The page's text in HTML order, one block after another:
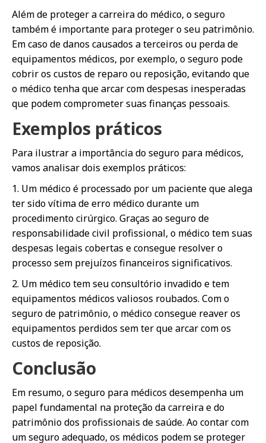
Além de proteger a carreira do médico, o seguro
também é importante para proteger o seu patrimônio.
Em caso de danos causados a terceiros ou perda de
equipamentos médicos, por exemplo, o seguro pode
cobrir os custos de reparo ou reposição, evitando que
o médico tenha que arcar com despesas inesperadas
que podem comprometer suas finanças pessoais.
Exemplos práticos
Para ilustrar a importância do seguro para médicos,
vamos analisar dois exemplos práticos:
1. Um médico é processado por um paciente que alega
ter sido vítima de erro médico durante um
procedimento cirúrgico. Graças ao seguro de
responsabilidade civil profissional, o médico tem suas
despesas legais cobertas e consegue resolver o
processo sem prejuízos financeiros significativos.
2. Um médico tem seu consultório invadido e tem
equipamentos médicos valiosos roubados. Com o
seguro de patrimônio, o médico consegue reaver os
equipamentos perdidos sem ter que arcar com os
custos de reposição.
Conclusão
Em resumo, o seguro para médicos desempenha um
papel fundamental na proteção da carreira e do
patrimônio dos profissionais de saúde. Ao contar com
um seguro adequado, os médicos podem se proteger